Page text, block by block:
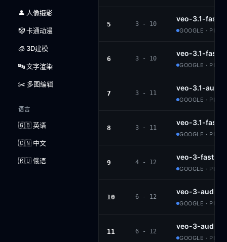
👤 人像摄影
🤡 卡通动漫
🧊 3D建模
🔤 文字渲染
✂️ 多图编辑
语言
🇬🇧 英语
🇨🇳 中文
🇷🇺 俄语
5 3 - 10
veo-3.1-fast-
GOOGLE ·
6 3 - 10
veo-3.1-fast-
GOOGLE ·
7 3 - 11
veo-3.1-audio
GOOGLE ·
8 3 - 11
veo-3.1-fast-
GOOGLE ·
9 4 - 12
veo-3-fast-
GOOGLE ·
10 6 - 12
veo-3-audio
GOOGLE ·
11 6 - 12
veo-3-audio
GOOGLE ·